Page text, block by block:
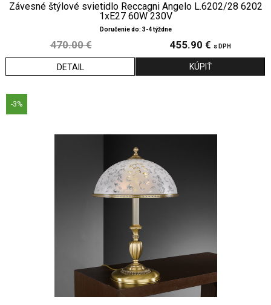
Závesné štýlové svietidlo Reccagni Angelo L.6202/28 6202
1xE27 60W 230V
Doručenie do: 3-4 týždne
470.00 € 455.90 € s DPH
DETAIL
-3%